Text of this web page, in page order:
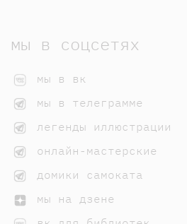
мы в соцсетях
мы в вк
мы в телеграмме
легенды иллюстрации
онлайн-мастерские
домики самоката
мы на дзене